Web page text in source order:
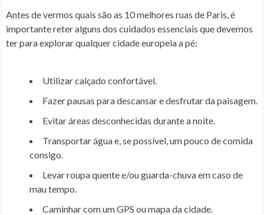
Antes de vermos quais são as 10 melhores ruas de Paris, é
importante reter alguns dos cuidados essenciais que devemos
ter para explorar qualquer cidade europeia a pé:
Utilizar calçado confortável.
Fazer pausas para descansar e desfrutar da paisagem.
Evitar áreas desconhecidas durante a noite.
Transportar água e, se possível, um pouco de comida
consigo.
Levar roupa quente e/ou guarda-chuva em caso de
mau tempo.
Caminhar com um GPS ou mapa da cidade.